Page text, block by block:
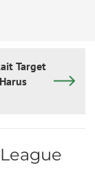
Target